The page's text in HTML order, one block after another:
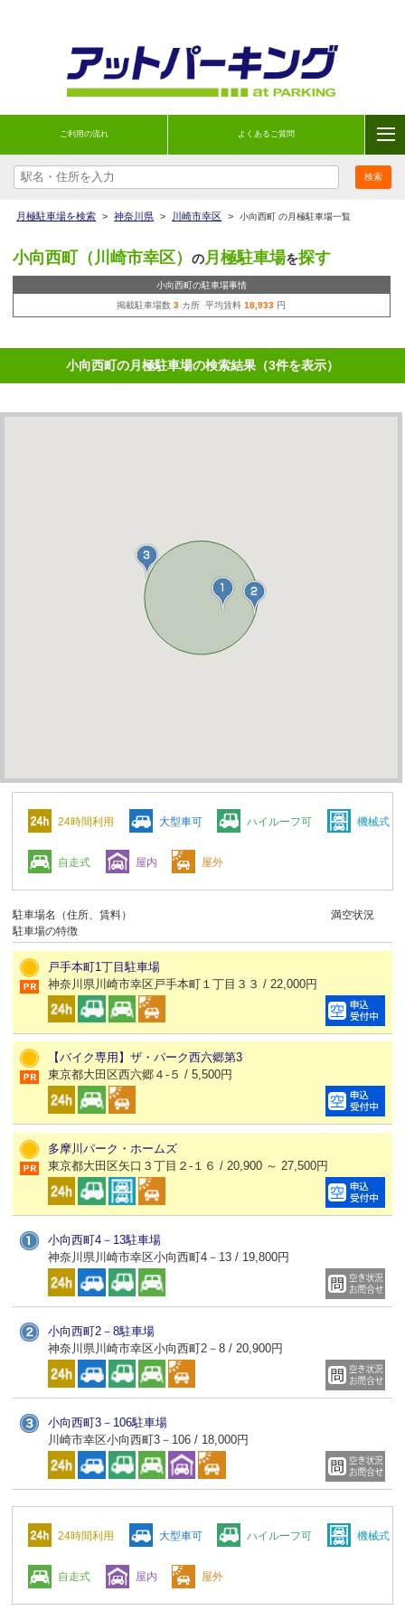
ご利用の流れ よくあるご質問
月極駐車場を検索 > 神奈川県 > 川崎市幸区 > 小向西町 の月極駐車場一覧
小向西町（川崎市幸区） の月極駐車場を探す
小向西町の駐車場事情
掲載駐車場数3 カ所 平均賃料18,933 円
小向西町の月極駐車場の検索結果（3件を表示）
24時間利用 大型車可 ハイルーフ可 機械式
自走式 屋内 屋外
駐車場名（住所、賃料）
駐車場の特徴
満空状況
戸手本町1丁目駐車場
神奈川県川崎市幸区戸手本町１丁目３３ / 22,000円
【バイク専用】ザ・パーク西六郷第3
東京都大田区西六郷４-５ / 5,500円
多摩川パーク・ホームズ
東京都大田区矢口３丁目２-１６ / 20,900 ～ 27,500円
小向西町4－13駐車場
神奈川県川崎市幸区小向西町4－13 / 19,800円
小向西町2－8駐車場
神奈川県川崎市幸区小向西町2－8 / 20,900円
小向西町3－106駐車場
川崎市幸区小向西町3－106 / 18,000円
24時間利用 大型車可 ハイルーフ可 機械式
自走式 屋内 屋外